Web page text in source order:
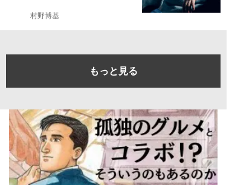
村野博基
もっと見る